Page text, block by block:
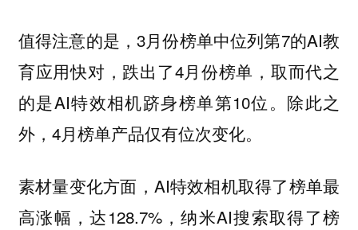
值得注意的是，3月份榜单中位列第7的AI教
育应用快对，跌出了4月份榜单，取而代之
的是AI特效相机跻身榜单第10位。除此之
外，4月榜单产品仅有位次变化。
素材量变化方面，AI特效相机取得了榜单最
高涨幅，达128.7%，纳米AI搜索取得了榜